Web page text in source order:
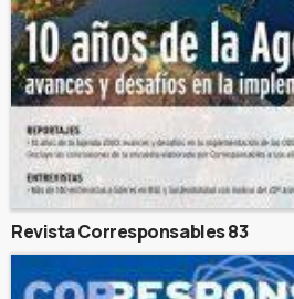
Revista Corresponsables 83